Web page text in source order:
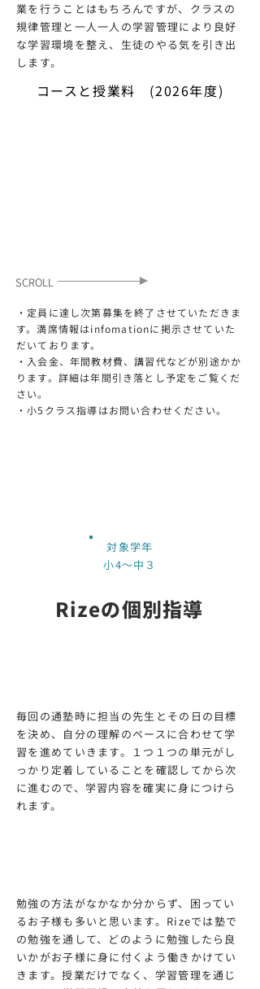
業を行うことはもちろんですが、クラスの
規律管理と一人一人の学習管理により良好
な学習環境を整え、生徒のやる気を引き出
します。
コースと授業料 (2026年度)
​SCROLL
・定員に達し次第募集を終了させていただきま
す。満席情報はinfomationに掲示させていた
だいております。
・入会金、年間教材費、講習代などが別途かか
ります。詳細は年間引き落とし予定をご覧くだ
さい。
​・小5クラス指導はお問い合わせください。
対象学年
小4〜中３
​Rizeの個別指導
毎回の通塾時に担当の先生とその日の目標
を決め、自分の理解のペースに合わせて学
習を進めていきます。１つ１つの単元がし
っかり定着していることを確認してから次
に進むので、学習内容を確実に身につけら
れます。
勉強の方法がなかなか分からず、困ってい
るお子様も多いと思います。Rizeでは塾で
の勉強を通して、どのように勉強したら良
いかがお子様に身に付くよう働きかけてい
きます。授業だけでなく、学習管理を通じ